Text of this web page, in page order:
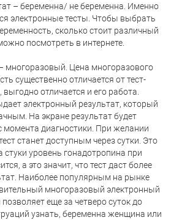
– беременна/ не беременна. Именно
электронные тесты. Чтобы выбрать
сколько стоит различный
посмотреть в интернете.
многоразовый. Цена многоразового
существенно отличается от тест-
отличается и его работа.
электронный результат, который
На экране результат будет
момента диагностики. При желании
станет доступным через сутки. Это
стуки уровень гонадотропина при
а это значит, что тест даст более
Наиболее популярным на рынке
многоразовый электронный
позволяет еще за четверо суток до
узнать, беременна женщина или